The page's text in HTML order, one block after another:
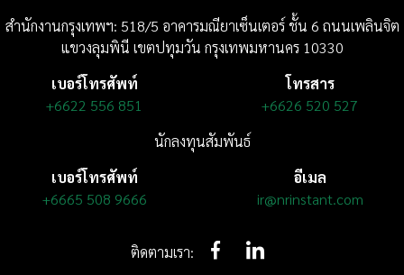
สำนักงานกรุงเทพฯ: 518/5 อาคารมณียาเซ็นเตอร์ ชั้น 6 ถนนเพลินจิต
แขวงลุมพินี เขตปทุมวัน กรุงเทพมหานคร 10330
เบอร์โทรศัพท์
+6622 556 851
โทรสาร
+6626 520 527
นักลงทุนสัมพันธ์
เบอร์โทรศัพท์
+6665 508 9666
อีเมล
ir@nrinstant.com
ติดตามเรา: